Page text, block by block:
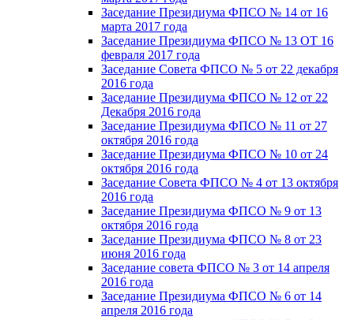
Заседание Президиума ФПСО № 14 от 16
марта 2017 года
Заседание Президиума ФПСО № 13 ОТ 16
февраля 2017 года
Заседание Совета ФПСО № 5 от 22 декабря
2016 года
Заседание Президиума ФПСО № 12 от 22
Декабря 2016 года
Заседание Президиума ФПСО № 11 от 27
октября 2016 года
Заседание Президиума ФПСО № 10 от 24
октября 2016 года
Заседание Совета ФПСО № 4 от 13 октября
2016 года
Заседание Президиума ФПСО № 9 от 13
октября 2016 года
Заседание Президиума ФПСО № 8 от 23
июня 2016 года
Заседание совета ФПСО № 3 от 14 апреля
2016 года
Заседание Президиума ФПСО № 6 от 14
апреля 2016 года